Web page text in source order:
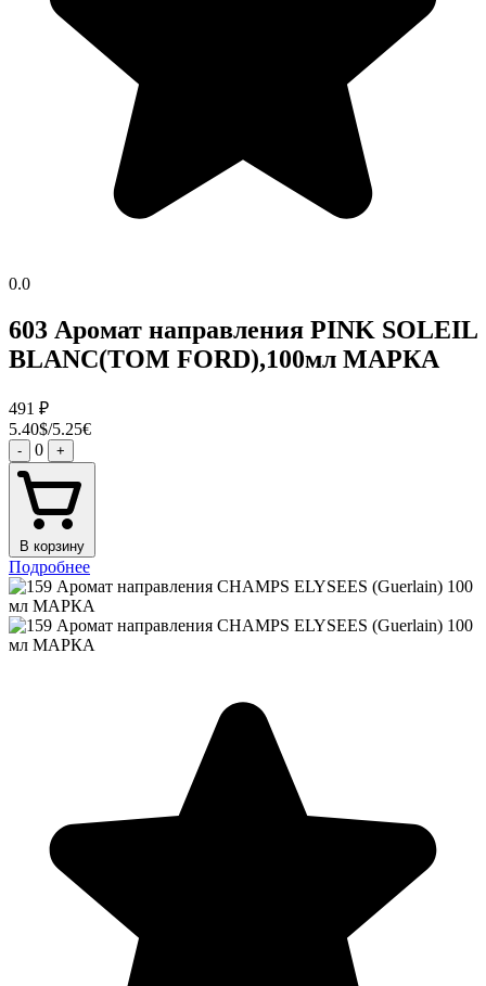
0.0
603 Аромат направления PINK SOLEIL
BLANC(TOM FORD),100мл МАРКА
491 ₽
5.40$/5.25€
- 0 +
В корзину
Подробнее